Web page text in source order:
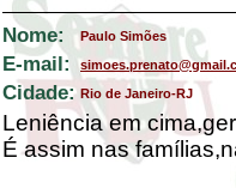
Nome: Paulo Simões
E-mail:
Cidade: Rio de Janeiro-RJ
Leniência em
É assim nas